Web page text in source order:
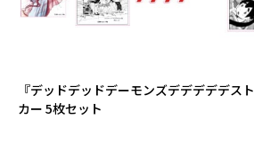
『デッドデッドデーモンズデデデデデ
カー 5枚セット